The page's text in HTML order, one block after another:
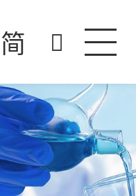
科技创新
投资者关系
人才发展
联系我们
简